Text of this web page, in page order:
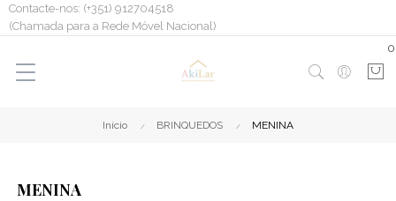
Contacte-nos: (+351) 912704518
(Chamada para a Rede Móvel Nacional)
0
Início BRINQUEDOS MENINA
MENINA